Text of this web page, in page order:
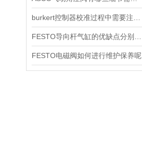
FESTO电磁阀如何进行维护保养呢